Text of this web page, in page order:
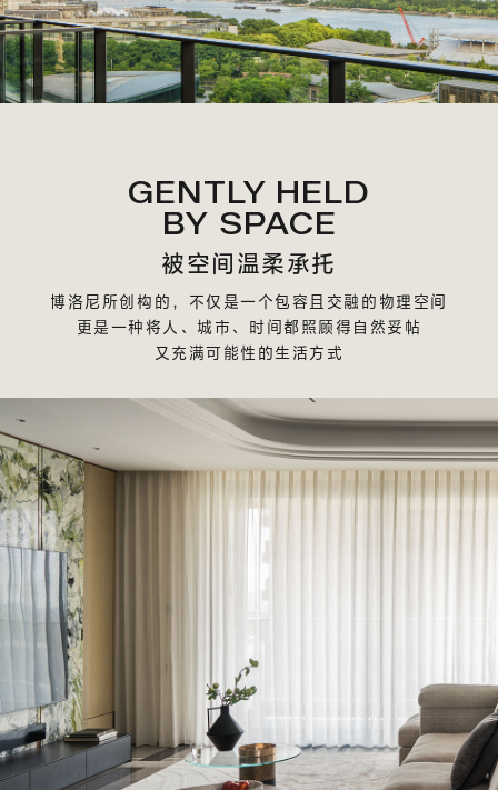
GENTLY HELD
BY SPACE
被空间温柔承托
博洛尼所创构的，不仅是一个包容且交融的物理空间
更是一种将人、城市、时间都照顾得自然妥帖
又充满可能性的生活方式